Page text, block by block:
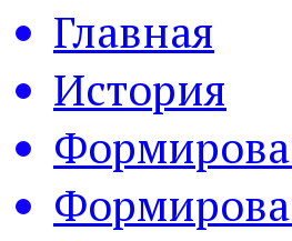
Главная
История